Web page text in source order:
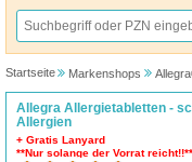
Startseite Markenshops
Allegra Allergietabletten -
Allergien
+ Gratis Lanyard
**Nur solange der Vorrat reicht!!**